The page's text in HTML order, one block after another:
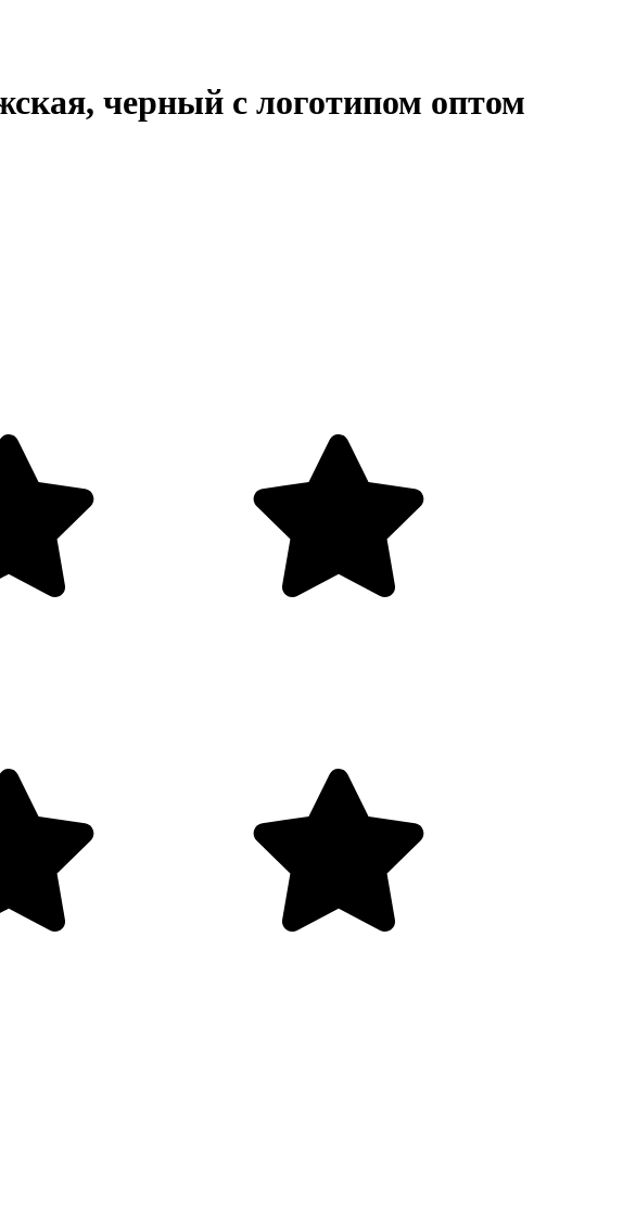
черный с логотипом оптом